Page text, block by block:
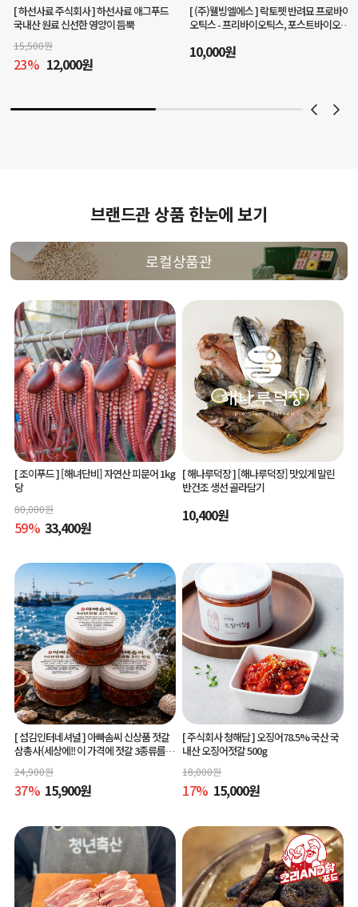
[ (주)웰빙엘에스 ]락토펫 반려묘 프로바이
오틱스 - 프리바이오틱스, 포스트바이오틱
10,000원
[ 맘마미아 ]헬로플라그아이케어40g(3개
월분)눈건강 구강케어를 한번에
45,000원
브랜드관 상품 한눈에 보기
로컬상품관
[ 조이푸드 ][해녀단비] 자연산 피문어 1kg
당
80,000원
59% 33,400원
[ 해나루덕장 ][해나루덕장] 맛있게 말린
반건조 생선 골라담기
10,400원
[ 섬김인터네셔널 ]아빠솜씨 신상품 젓갈
삼총사(세상에!! 이 가격에 젓갈 3종류를?)
24,900원
37% 15,900원
[ 주식회사 청해담 ]오징어78.5% 국산 국
내산 오징어젓갈 500g
18,000원
17% 15,000원